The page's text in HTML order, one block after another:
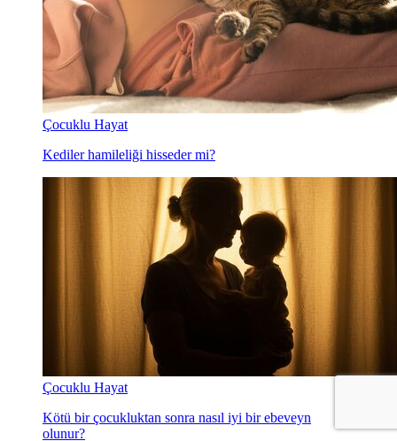
Çocuklu Hayat
Kediler hamileliği hisseder mi?
Çocuklu Hayat
Kötü bir çocukluktan sonra nasıl iyi bir ebeveyn
olunur?